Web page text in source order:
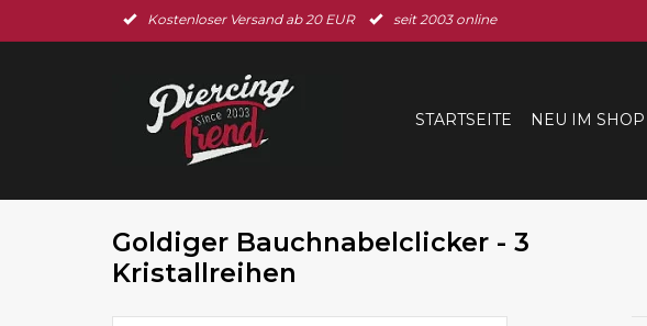
Kostenloser Versand ab 20 EUR seit 2003 online
STARTSEITE NEU IM SHOP
Goldiger Bauchnabelclicker - 3
Kristallreihen